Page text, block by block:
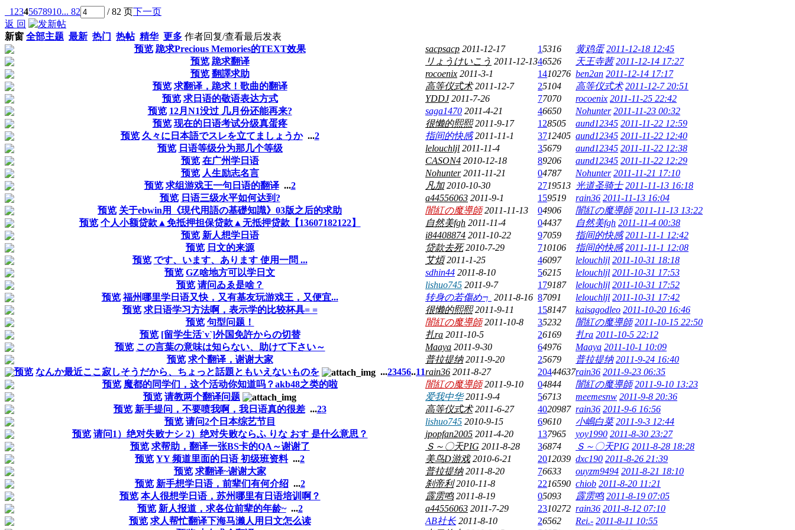
1 2345678910... 82 / 82 页下一页
返 回
新窗 全部主题 最新 热门 热帖 精华 更多 作者回复/查看最后发表
预览 跪求Precious Memories的TEXT效果 sacpsacp 2011-12-17 15316 黄鸡蛋 2011-12-18 12:45
预览 跪求翻译 リょうけいこう 2011-12-1346526 天王寺茜 2011-12-14 17:27
预览 翻譯求助 rocoenix 2011-3-1 1410276 ben2an 2011-12-14 17:17
预览 求翻译，跪求！歌曲的翻译 高等仪式术 2011-12-7 25104 高等仪式术 2011-12-7 20:51
预览 求日语的敬语表达方式 YDDJ 2011-7-26 77070 rocoenix 2011-11-25 22:42
预览 12月N1没过 几月份还能再来? saga1470 2011-4-21 46650 Nohunter 2011-11-23 00:32
预览 现在的日语考试分级真蛋疼 很懒的熙熙 2011-9-17 128505 aund12345 2011-11-22 12:59
预览 久々に日本語でスレを立てましょうか ...2 指间的快感 2011-11-1 3712405 aund12345 2011-11-22 12:40
预览 日语等级分为那几个等级 lelouchljl 2011-11-4 35679 aund12345 2011-11-22 12:38
预览 在广州学日语 CASON4 2010-12-18 89206 aund12345 2011-11-22 12:29
预览 人生励志名言 Nohunter 2011-11-21 04787 Nohunter 2011-11-21 17:10
预览 求组游戏王一句日语的翻译 ...2 凡加 2010-10-30 2719513 光道圣骑士 2011-11-13 16:18
预览 日语三级水平如何达到? a44556063 2011-9-1 159519 rain36 2011-11-13 16:04
预览 关于ebwin用《現代用語の基礎知識》03版之后的求助 闇紅の魔導師 2011-11-13 04906 闇紅の魔導師 2011-11-13 13:22
预览 个人小额贷款▲免抵押担保贷款▲无抵押贷款【13607182122】 自然美fgh 2011-11-4 04437 自然美fgh 2011-11-4 00:38
预览 新人想学日语 i84408874 2011-10-22 97059 指间的快感 2011-11-1 12:42
预览 日文的来源 贷款去死 2010-7-29 710106 指间的快感 2011-11-1 12:08
预览 です、います、あります 使用一問 ... 艾煩 2011-1-25 46097 lelouchljl 2011-10-31 18:18
预览 GZ啥地方可以学日文 sdhin44 2011-8-10 56215 lelouchljl 2011-10-31 17:53
预览 请问ゐゑ是啥？ lishuo745 2011-9-7 179187 lelouchljl 2011-10-31 17:52
预览 福州哪里学日语又快，又有基友玩游戏王，又便宜... 转身の若傷め┑ 2011-8-16 87091 lelouchljl 2011-10-31 17:42
预览 求日语学习方法啊，表示学的比较杯具= = 很懒的熙熙 2011-9-11 158147 kaisagodleo 2011-10-20 16:46
预览 句型问题！ 闇紅の魔導師 2011-10-8 35232 闇紅の魔導師 2011-10-15 22:50
预览 [留学生活`v`]外国免許からの切替 扎ra 2011-10-5 26169 扎ra 2011-10-5 22:12
预览 この言葉の意味は知らない、助けて下さい～ Maaya 2011-9-30 64976 Maaya 2011-10-1 10:09
预览 求个翻译，谢谢大家 普拉提纳 2011-9-20 25679 普拉提纳 2011-9-24 16:40
预览 なんか最近ここ寂しそうだから、ちょっと話題ともいえないものを ...23456..11rain36 2011-8-27 20444637rain36 2011-9-23 06:35
预览 魔都的同学们，这个活动你知道吗？akb48之类的啦 闇紅の魔導師 2011-9-10 04844 闇紅の魔導師 2011-9-10 13:23
预览 请教两个翻译问题 爱我中华 2011-9-4 56713 meemesnw 2011-9-8 20:36
预览 新手提问，不要喷我啊，我日语真的很差 ...23 高等仪式术 2011-6-27 4020987 rain36 2011-9-6 16:56
预览 请问2个日本综艺节目 lishuo745 2010-9-15 69610 小嶋白菜 2011-9-3 12:44
预览 请问1）绝对失败ナシ 2）绝对失败ならふ りな おす 是什么意思？ jpopfan2005 2011-4-20 137965 yoy1990 2011-8-30 23:27
预览 求帮助，翻译一张BS卡的QA～谢谢了 Ｓ～〇天PIG 2011-8-28 36874 Ｓ～〇天PIG 2011-8-28 18:28
预览 YY 频道里面的日语 初级班资料 ...2 美鸟D游戏 2010-6-21 2012039 dxc190 2011-8-26 21:39
预览 求翻译~谢谢大家 普拉提纳 2011-8-20 76633 ouyzm9494 2011-8-21 18:10
预览 新手想学日语，前辈们有何介绍 ...2 刹帝利 2010-11-8 2216590 chiob 2011-8-20 11:21
预览 本人很想学日语，苏州哪里有日语培训啊？ 霹雳鸣 2011-8-19 05093 霹雳鸣 2011-8-19 07:05
预览 新人报道，求各位前辈的年龄~ ...2 a44556063 2011-7-29 2310272 rain36 2011-8-12 07:10
预览 求人帮忙翻译下海马濑人用日文怎么读 AB社长 2011-8-10 26562 Rei.- 2011-8-11 10:55